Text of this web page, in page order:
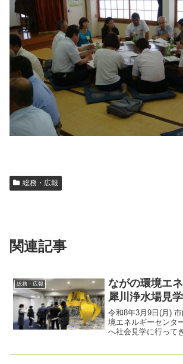
総務・広報
関連記事
総務・広報
ながの環境エ
犀川浄水場見学
令和8年3月9日(月)
境エネルギーセンタ
へ社会見学に行って
学校では当たり前の
社会見学ですが大人